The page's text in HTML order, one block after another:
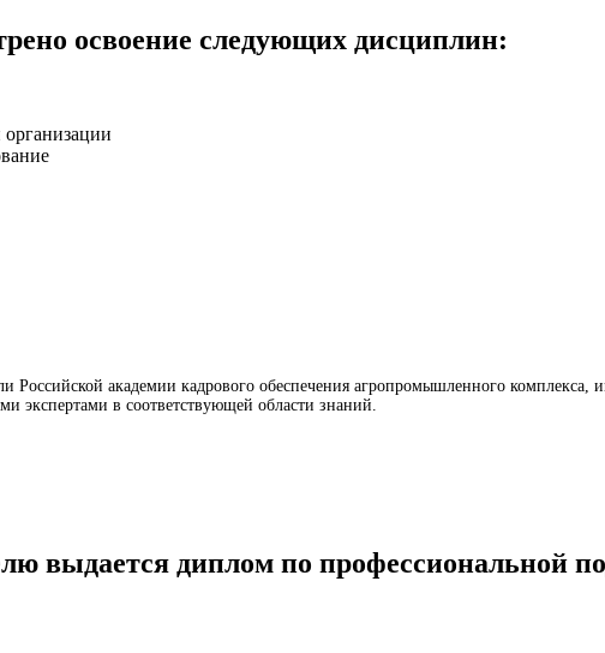
освоение следующих дисциплин:
организации
Российской академии кадрового обеспечения агропромышленного
экспертами в соответствующей области знаний.
выдается диплом по профессиональной